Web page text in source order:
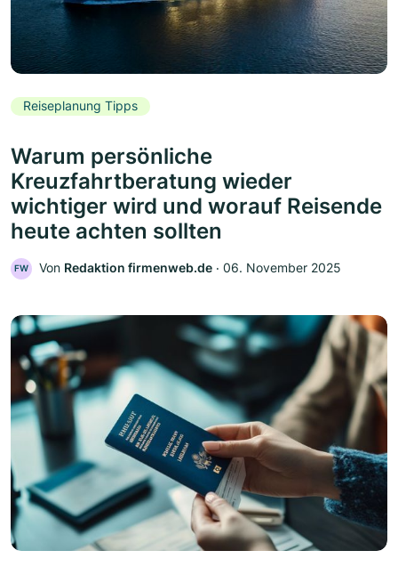
Reiseplanung Tipps
Warum persönliche
Kreuzfahrtberatung wieder
wichtiger wird und worauf Reisende
heute achten sollten
FW Von Redaktion firmenweb.de ‧ 06. November 2025